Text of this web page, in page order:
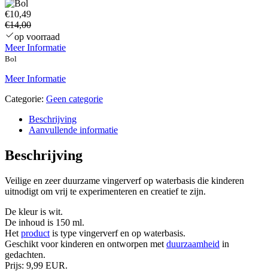
€10,49
€14,00
op voorraad
Meer Informatie
Bol
Meer Informatie
Categorie: Geen categorie
Beschrijving
Aanvullende informatie
Beschrijving
Veilige en zeer duurzame vingerverf op waterbasis die kinderen
uitnodigt om vrij te experimenteren en creatief te zijn.
De kleur is wit.
De inhoud is 150 ml.
Het product is type vingerverf en op waterbasis.
Geschikt voor kinderen en ontworpen met duurzaamheid in
gedachten.
Prijs: 9,99 EUR.